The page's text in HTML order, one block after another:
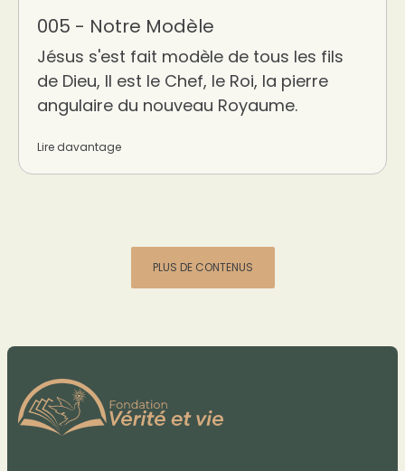
005 - Notre Modèle
Jésus s'est fait modèle de tous les fils
de Dieu, Il est le Chef, le Roi, la pierre
angulaire du nouveau Royaume.
Lire davantage
PLUS DE CONTENUS